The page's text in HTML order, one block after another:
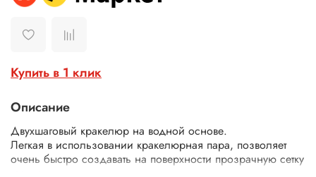
Купить в 1 клик
Описание
Двухшаговый кракелюр на водной основе.
Легкая в использовании кракелюрная пара, позволяет
очень быстро создавать на поверхности прозрачную сетку